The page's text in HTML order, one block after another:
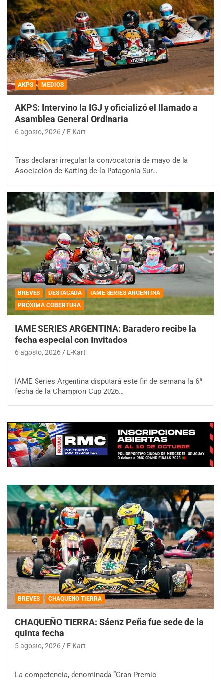
AKPS MEDIOS
AKPS: Intervino la IGJ y oficializó el llamado a
Asamblea General Ordinaria
6 agosto, 2026 E-Kart
Tras declarar irregular la convocatoria de mayo de la
Asociación de Karting de la Patagonia Sur…
BREVES DESTACADA
IAME SERIES ARGENTINA
PRÓXIMA COBERTURA
IAME SERIES ARGENTINA: Baradero recibe la
fecha especial con Invitados
6 agosto, 2026 E-Kart
IAME Series Argentina disputará este fin de semana la 6ª
fecha de la Champion Cup 2026…
BREVES CHAQUEÑO TIERRA
CHAQUEÑO TIERRA: Sáenz Peña fue sede de la
quinta fecha
5 agosto, 2026 E-Kart
La competencia, denominada “Gran Premio